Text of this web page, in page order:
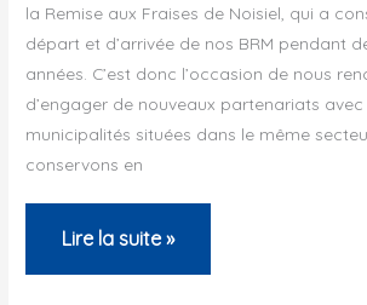
la Remise aux Fraises de Noisiel, qui a
départ et d’arrivée de nos BRM pendant
années. C’est donc l’occasion de nous
d’engager de nouveaux partenariats avec
municipalités situées dans le même
conservons en
LES
BRM
Lire la suite »